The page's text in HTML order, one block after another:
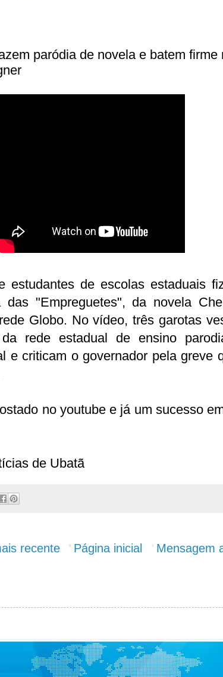
paródia de novela e batem firme
estudantes de escolas estaduais
das "Empreguetes", da novela
Globo. No vídeo, três garotas
rede estadual de ensino
e criticam o governador pela greve
no youtube e já um sucesso
de Ubatã
recente Mensagem
Página inicial